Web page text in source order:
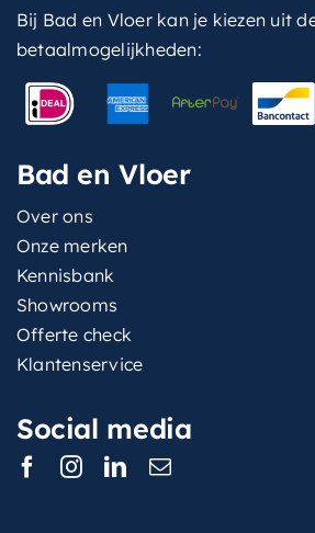
Bij Bad en Vloer kan je kiezen uit
betaalmogelijkheden:
Bad en Vloer
Over ons
Onze merken
Kennisbank
Showrooms
Offerte check
Klantenservice
Social media